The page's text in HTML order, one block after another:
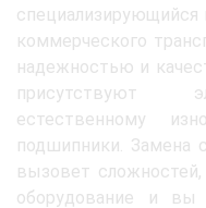
специализирующийся
коммерческого
надежностью и
присутствуют
естественному
подшипники. Замена
вызовет
оборудование и вы